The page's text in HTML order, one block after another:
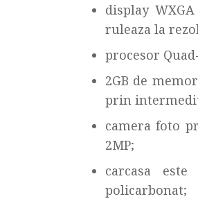
display
ruleaza la
procesor
2GB de
prin
camera foto
2MP;
carcasa
policarbonat;